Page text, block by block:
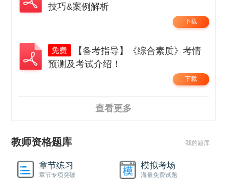
技巧&案例解析
下载
【备考指导】《综合素质》考情
预测及考试介绍！
下载
查看更多
教师资格题库 我的题库
章节练习
章节专项突破
模拟考场
海量免费试题